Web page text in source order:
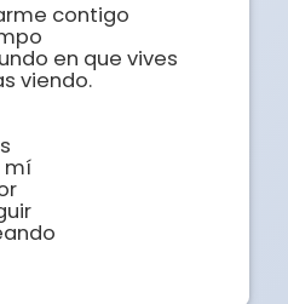
contigo
en que vives
viendo.
mí